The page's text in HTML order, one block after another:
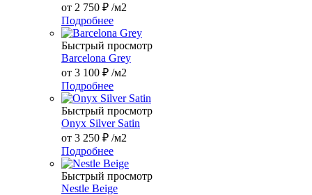
от 2 750 ₽ /м2
Подробнее
Быстрый просмотр
Barcelona Grey
от 3 100 ₽ /м2
Подробнее
Быстрый просмотр
Onyx Silver Satin
от 3 250 ₽ /м2
Подробнее
Быстрый просмотр
Nestle Beige